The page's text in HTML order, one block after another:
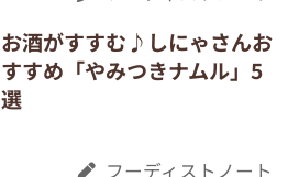
お酒がすすむ♪しにゃさんお
すすめ「やみつきナムル」5
選
フーディストノート